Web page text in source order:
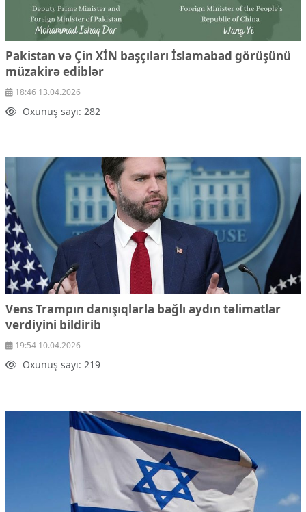
Pakistan və Çin XİN başçıları İslamabad görüşünü
müzakirə ediblər
18:46 13.04.2026
Oxunuş sayı: 282
Vens Trampın danışıqlarla bağlı aydın təlimatlar
verdiyini bildirib
19:54 10.04.2026
Oxunuş sayı: 219